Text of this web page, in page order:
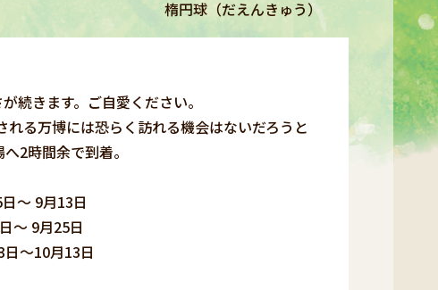
楕円球（だえんきゅう）
続きます。ご自愛ください。
る万博には恐らく訪れる機会はないだろうと
2時間余で到着。
～ 9月13日
～ 9月25日
10月13日